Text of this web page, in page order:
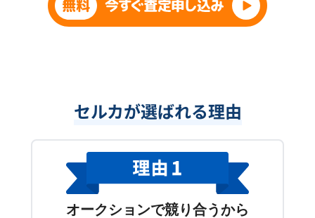
セルカが選ばれる理由
オークションで競り合うから